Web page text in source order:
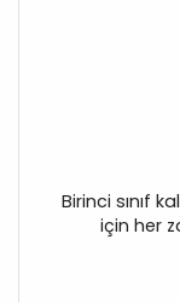
Birinci sınıf
için her